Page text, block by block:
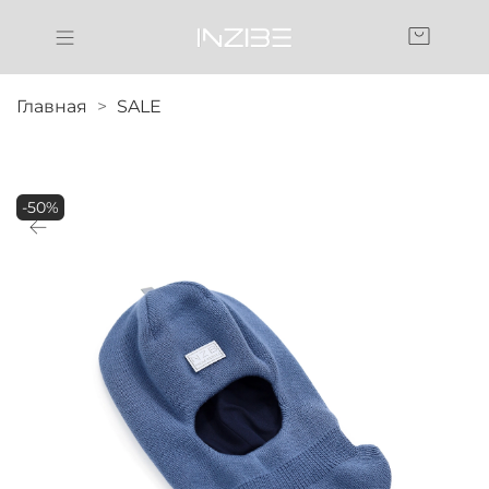
Главная SALE
-50%